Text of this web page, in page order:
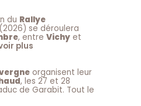
du Rallye
(2026) se déroulera
, entre Vichy et
plus
organisent leur
, les 27 et 28
de Garabit. Tout le